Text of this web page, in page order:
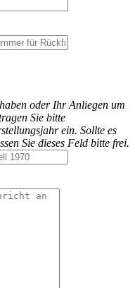
oder Ihr Anliegen um
Sie bitte
ein. Sollte es
Sie dieses Feld bitte frei.